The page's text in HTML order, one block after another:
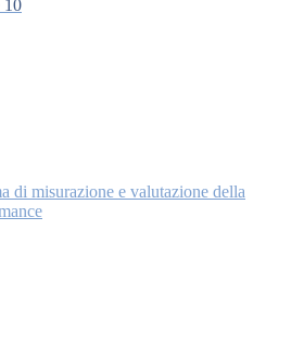
10
di misurazione e valutazione della